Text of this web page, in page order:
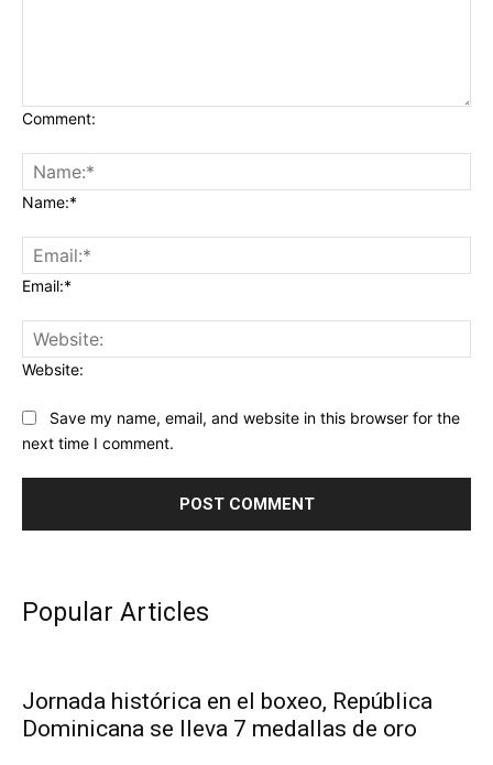
Comment:
Name:*
Email:*
Website:
Save my name, email, and website in this browser for the
next time I comment.
Popular Articles
Jornada histórica en el boxeo, República
Dominicana se lleva 7 medallas de oro